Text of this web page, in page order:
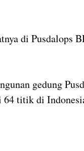
di Pusdalops
gedung
64 titik di